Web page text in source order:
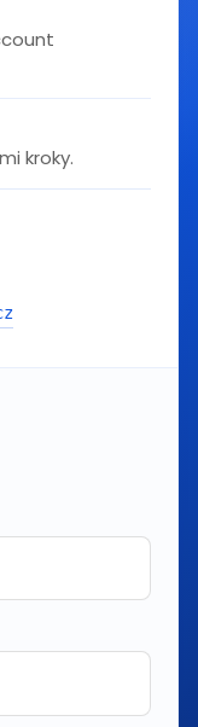
kroky.